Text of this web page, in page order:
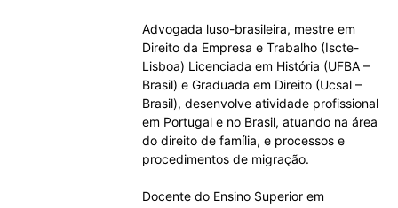
Advogada luso-brasileira, mestre em
Direito da Empresa e Trabalho (Iscte-
Lisboa) Licenciada em História (UFBA –
Brasil) e Graduada em Direito (Ucsal –
Brasil), desenvolve atividade profissional
em Portugal e no Brasil, atuando na área
do direito de família, e processos e
procedimentos de migração.
Docente do Ensino Superior em